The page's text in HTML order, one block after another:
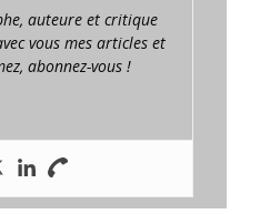
auteure et critique
vous mes articles et
abonnez-vous !